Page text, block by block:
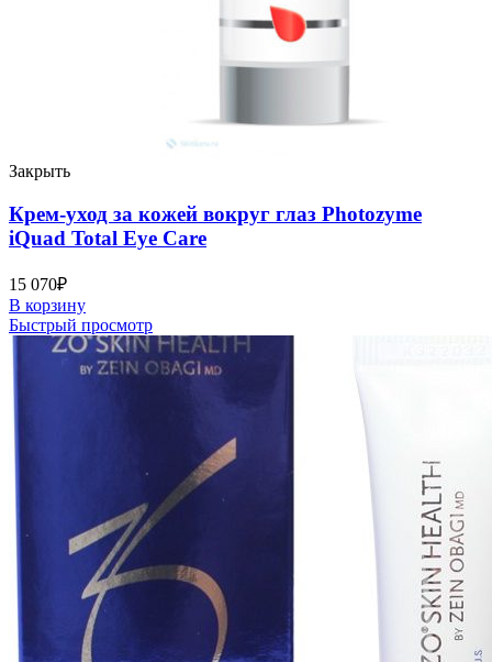
Закрыть
Крем-уход за кожей вокруг глаз Photozyme
iQuad Total Eye Care
15 070₽
В корзину
Быстрый просмотр